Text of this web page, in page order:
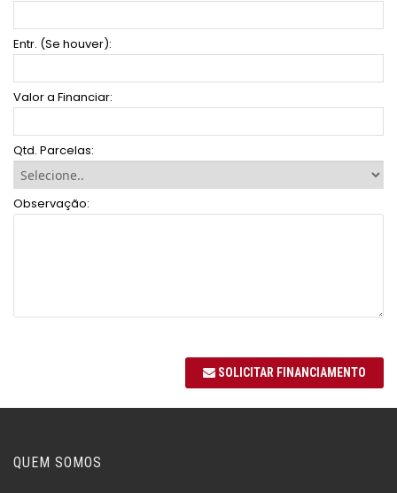
Entr. (Se houver):
Valor a Financiar:
Qtd. Parcelas:
Observação:
SOLICITAR FINANCIAMENTO
QUEM SOMOS